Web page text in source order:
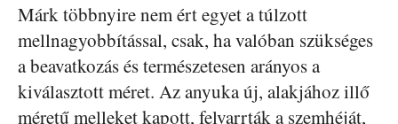
Márk többnyire nem ért egyet a túlzott
mellnagyobbítással, csak, ha valóban szükséges
a beavatkozás és természetesen arányos a
kiválasztott méret. Az anyuka új, alakjához illő
méretű melleket kapott, felvarrták a szemhéját,